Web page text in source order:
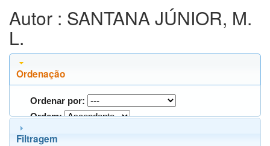
Autor : SANTANA JÚNIOR, M.
L.
Ordenação
Ordenar por:
Ordem:
Filtragem